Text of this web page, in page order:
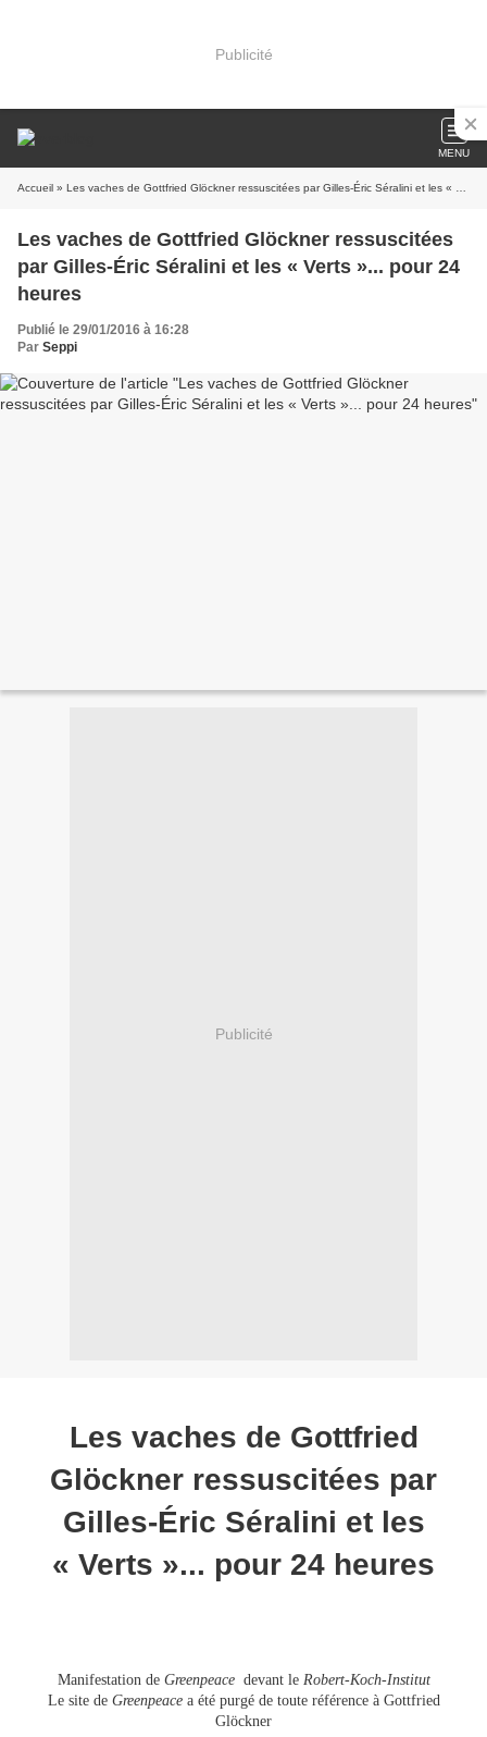
Publicité
MENU
Accueil » Les vaches de Gottfried Glöckner ressuscitées par Gilles-Éric Séralini et les « Verts »... pour 24 heures
Les vaches de Gottfried Glöckner ressuscitées
par Gilles-Éric Séralini et les « Verts »... pour 24
heures
Publié le 29/01/2016 à 16:28
Par Seppi
Publicité
Les vaches de Gottfried
Glöckner ressuscitées par
Gilles-Éric Séralini et les
« Verts »... pour 24 heures
Manifestation de Greenpeace devant le Robert-Koch-Institut
Le site de Greenpeacea été purgé de toute référence à Gottfried
Glöckner